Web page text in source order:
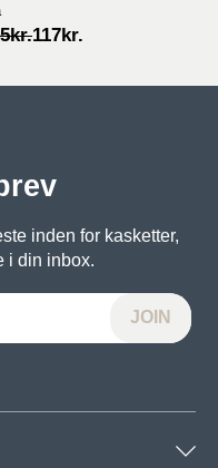
kr.117kr.
inden for kasketter,
i din inbox.